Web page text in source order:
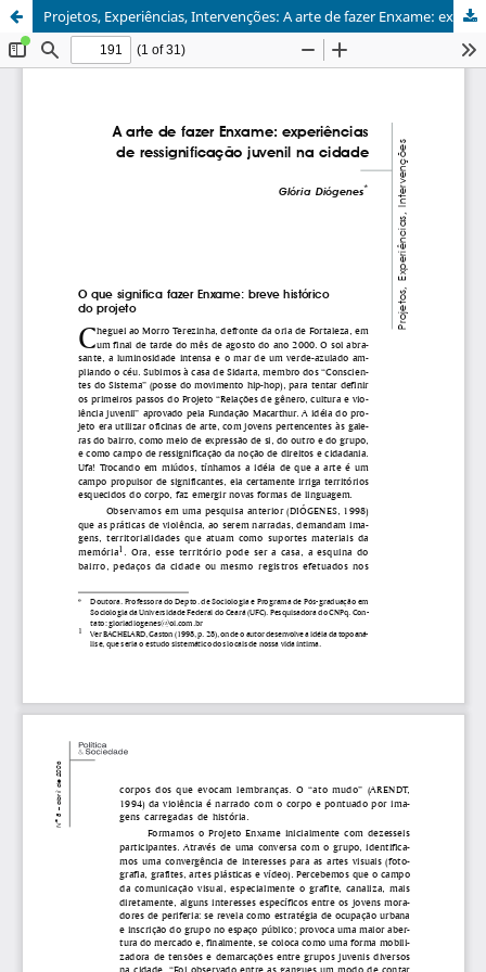
Projetos, Experiências, Intervenções: A arte de fazer Enxame: experiências de ressignificação juvenil na cidade